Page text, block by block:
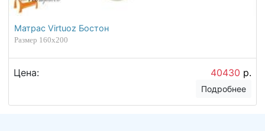
Матрас Virtuoz Бостон
Размер 160х200
Цена: 40430 р.
Подробнее